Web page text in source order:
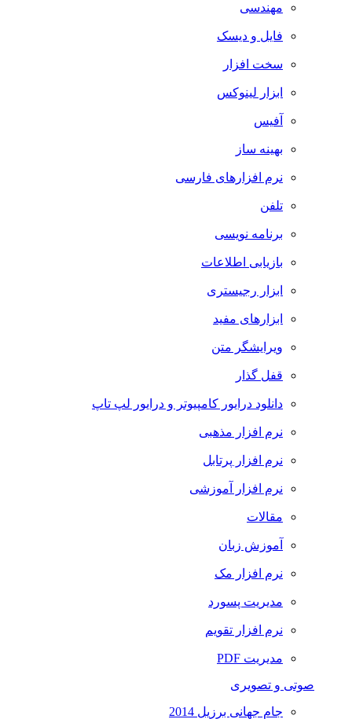
مهندسی
فایل و دیسک
سخت افزار
ابزار لینوکس
آفیس
بهینه ساز
نرم افزارهای فارسی
تلفن
برنامه نویسی
بازیابی اطلاعات
ابزار رجیستری
ابزارهای مفید
ویرایشگر متن
قفل گذار
دانلود درایور کامپیوتر و درایور لپ تاپ
نرم افزار مذهبی
نرم افزار پرتابل
نرم افزار آموزشی
مقالات
آموزش زبان
نرم افزار مک
مدیریت پسورد
نرم افزار تقویم
مدیریت PDF
صوتی و تصویری
جام جهانی برزیل 2014